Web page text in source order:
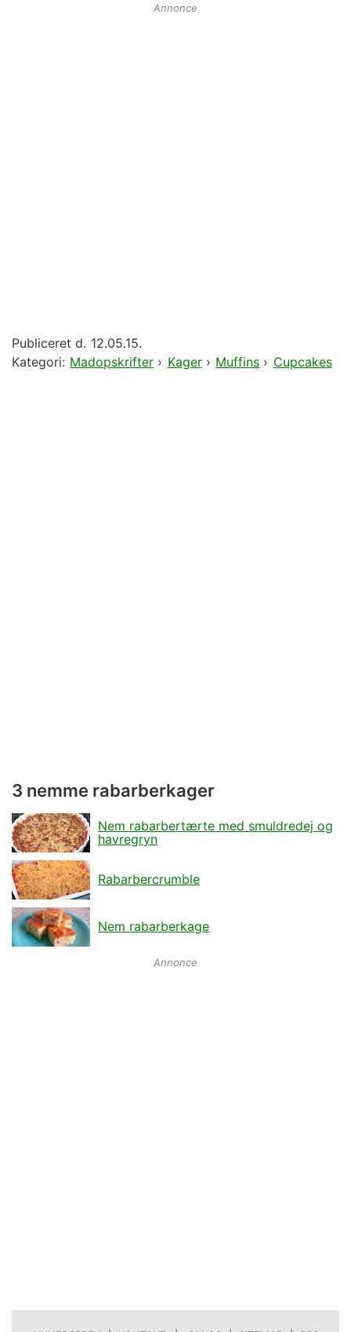
Annonce
Publiceret d. 12.05.15.
Kategori: Madopskrifter › Kager› Muffins › Cupcakes
3 nemme rabarberkager
Nem rabarbertærte med smuldredej og
havregryn
Rabarbercrumble
Nem rabarberkage
Annonce